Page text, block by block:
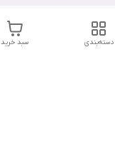
سبد خرید دسته‌بندی